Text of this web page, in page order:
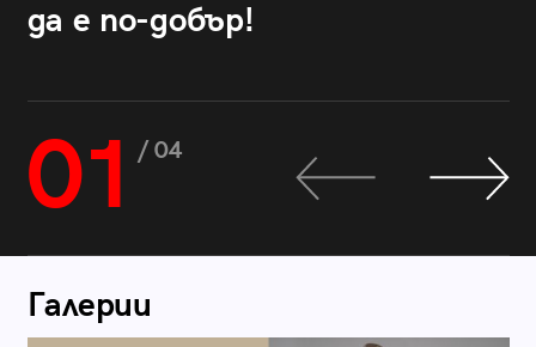
да е по-добър!
01 / 04
Галерии